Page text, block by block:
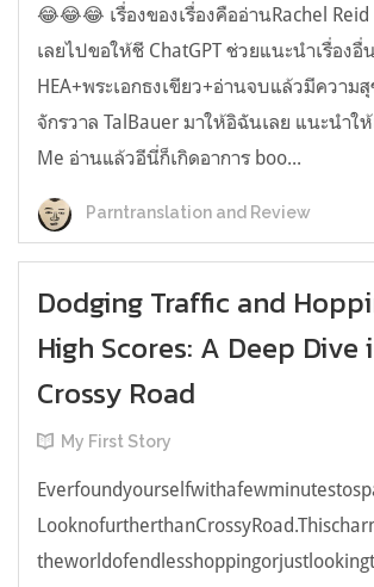
😂😂😂 เรื่องของเรื่องคืออ่านRachel
เลยไปขอให้ชี ChatGPT ช่วยแนะนำเรื่อง
HEA+พระเอกธงเขียว+อ่านจบแล้วมีความ
จักรวาล TalBauer มาให้อิฉันเลย แนะนำให้
Me อ่านแล้วอีนี่ก็เกิดอาการ boo...
Parntranslation and Review
Dodging Traffic and
High Scores: A Deep Dive
Crossy Road
My First Story